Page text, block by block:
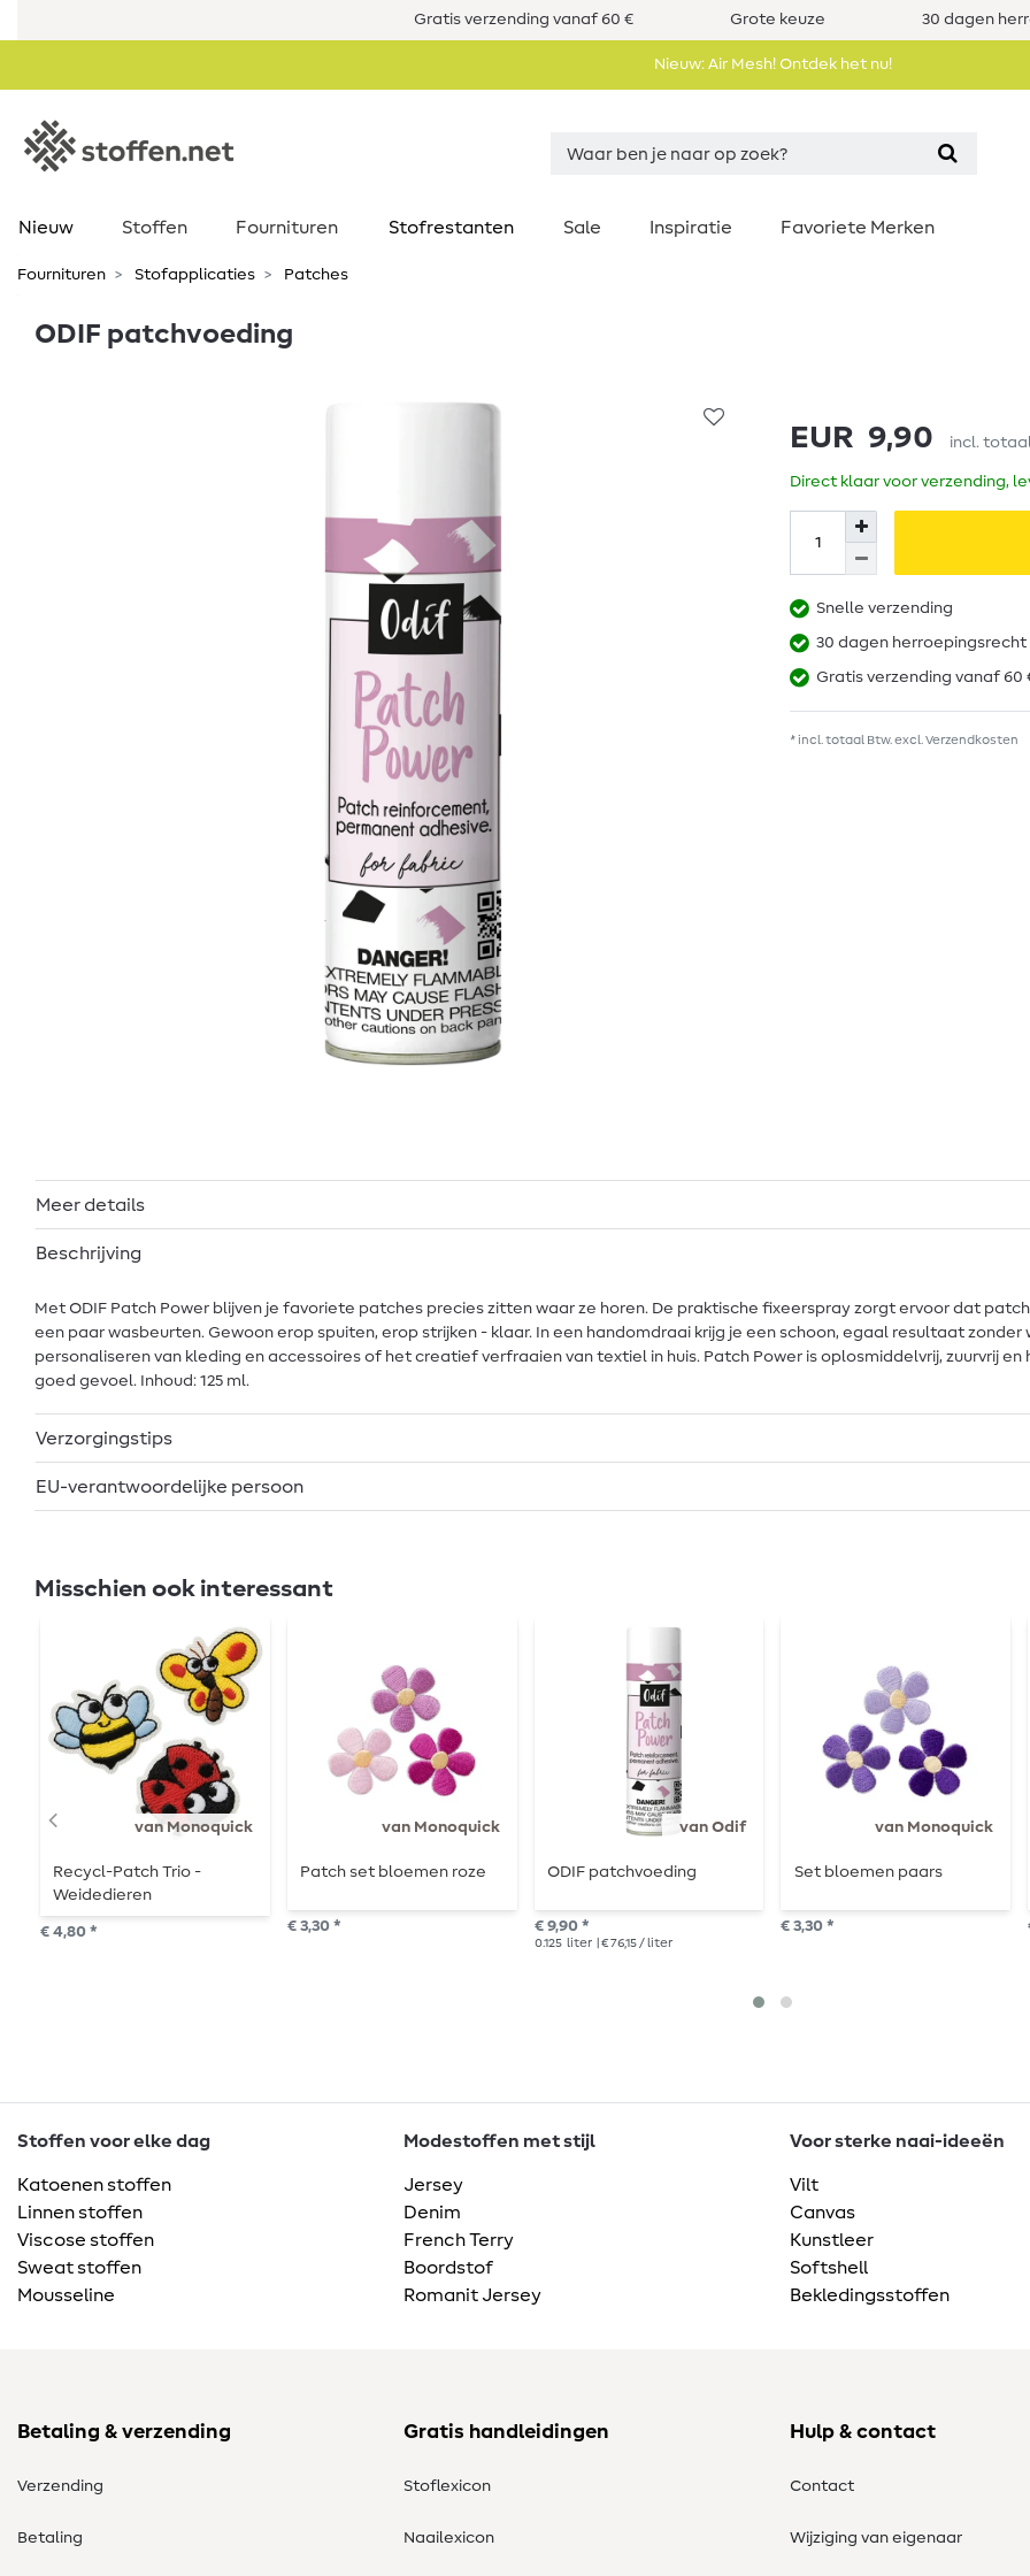
Gratis verzending vanaf 60 € Grote keuze 30 dagen
Nieuw: Air Mesh! Ontdek het nu!
Nieuw Stoffen Fournituren Stofrestanten Sale Inspiratie Favoriete Merken
Fournituren Stofapplicaties Patches
ODIF patchvoeding
EUR 9,90 incl.
Direct klaar voor verzending,
Snelle verzending
30 dagen herroepingsrecht
Gratis verzending vanaf 60
* incl. totaal Btw. excl. Verzendkosten
Meer details
Beschrijving
Met ODIF Patch Power blijven je favoriete patches precies zitten waar ze horen. De praktische fixeerspray zorgt ervoor dat
een paar wasbeurten. Gewoon erop spuiten, erop strijken - klaar. In een handomdraai krijg je een schoon, egaal resultaat
personaliseren van kleding en accessoires of het creatief verfraaien van textiel in huis. Patch Power is oplosmiddelvrij, zuurvrij
goed gevoel. Inhoud: 125 ml.
Verzorgingstips
EU-verantwoordelijke persoon
Misschien ook interessant
van Monoquick
Recycl-Patch Trio -
Weidedieren
€ 4,80 *
van Monoquick
Patch set bloemen roze
€ 3,30 *
van Odif
ODIF patchvoeding
€ 9,90 *
0.125 liter | € 76,15 / liter
van Monoquick
Set bloemen paars
€ 3,30 *
Stoffen voor elke dag
Katoenen stoffen
Linnen stoffen
Viscose stoffen
Sweat stoffen
Mousseline
Modestoffen met stijl
Jersey
Denim
French Terry
Boordstof
Romanit Jersey
Voor sterke naai-ideeën
Vilt
Canvas
Kunstleer
Softshell
Bekledingsstoffen
Betaling & verzending
Verzending
Betaling
Gratis handleidingen
Stoflexicon
Naailexicon
Hulp & contact
Contact
Wijziging van eigenaar